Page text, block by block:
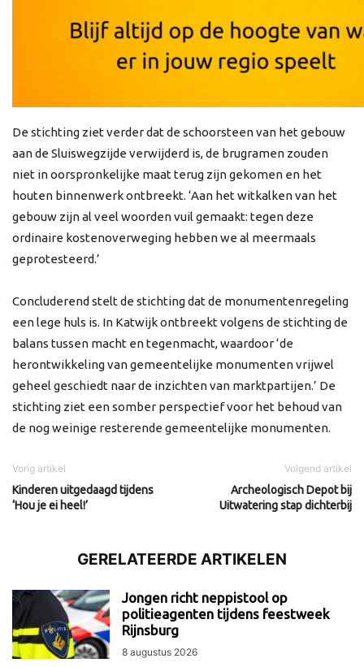
De stichting ziet verder dat de schoorsteen van het gebouw
aan de Sluiswegzijde verwijderd is, de brugramen zouden
niet in oorspronkelijke maat terug zijn gekomen en het
houten binnenwerk ontbreekt. ‘Aan het witkalken van het
gebouw zijn al veel woorden vuil gemaakt: tegen deze
ordinaire kostenoverweging hebben we al meermaals
geprotesteerd.’
Concluderend stelt de stichting dat de monumentenregeling
een lege huls is. In Katwijk ontbreekt volgens de stichting de
balans tussen macht en tegenmacht, waardoor ‘de
herontwikkeling van gemeentelijke monumenten vrijwel
geheel geschiedt naar de inzichten van marktpartijen.’ De
stichting ziet een somber perspectief voor het behoud van
de nog weinige resterende gemeentelijke monumenten.
Vorig artikel
Kinderen uitgedaagd tijdens
‘Hou je ei heel!’
Volgend artikel
Archeologisch Depot bij
Uitwatering stap dichterbij
GERELATEERDE ARTIKELEN
Jongen richt neppistool op
politieagenten tijdens feestweek
Rijnsburg
8 augustus 2026